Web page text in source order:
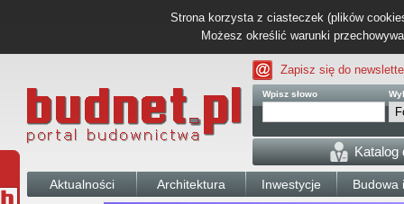
Strona korzysta z ciasteczek (plików
Możesz określić warunki
Zapisz się do
Wpisz słowo
Katalog
Aktualności Architektura Inwestycje Budowa